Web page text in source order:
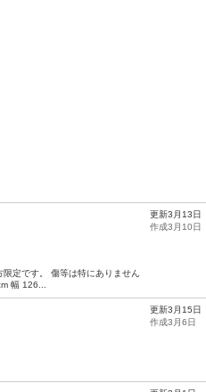
定です。 傷等は特にありません
幅 126...
更新3月13日
作成3月10日
更新3月15日
作成3月6日